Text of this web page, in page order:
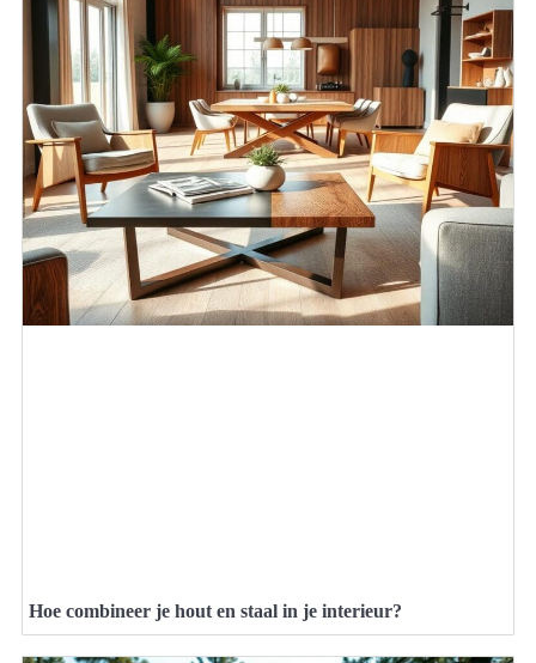
Hoe combineer je hout en staal in je interieur?